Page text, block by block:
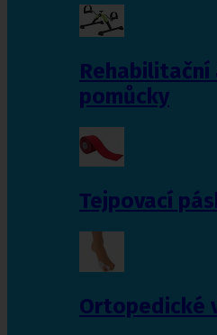
pomůcky
Tejpovací
Ortopedické